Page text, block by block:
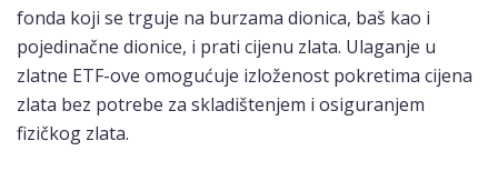
fonda koji se trguje na burzama dionica, baš kao i
pojedinačne dionice, i prati cijenu zlata. Ulaganje u
zlatne ETF-ove omogućuje izloženost pokretima cijena
zlata bez potrebe za skladištenjem i osiguranjem
fizičkog zlata.